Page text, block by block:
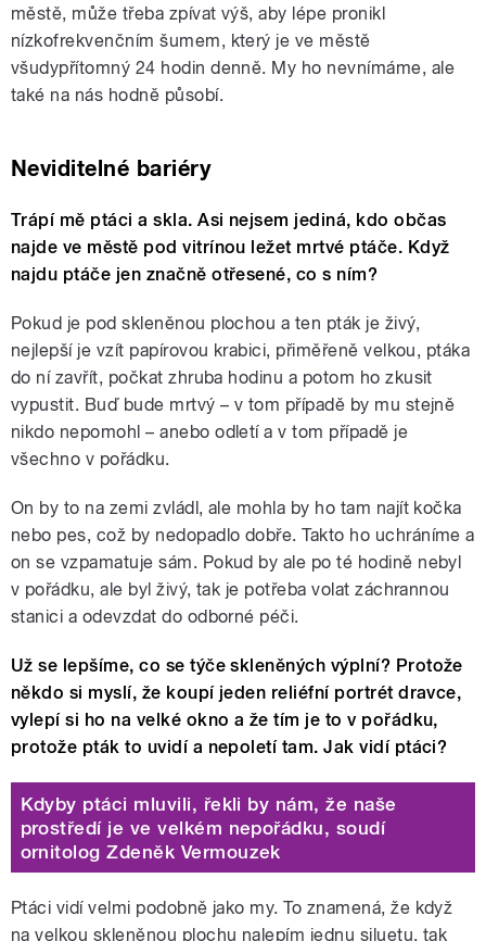
městě, může třeba zpívat výš, aby lépe pronikl
nízkofrekvenčním šumem, který je ve městě
všudypřítomný 24 hodin denně. My ho nevnímáme, ale
také na nás hodně působí.
Neviditelné bariéry
Trápí mě ptáci a skla. Asi nejsem jediná, kdo občas
najde ve městě pod vitrínou ležet mrtvé ptáče. Když
najdu ptáče jen značně otřesené, co s ním?
Pokud je pod skleněnou plochou a ten pták je živý,
nejlepší je vzít papírovou krabici, přiměřeně velkou, ptáka
do ní zavřít, počkat zhruba hodinu a potom ho zkusit
vypustit. Buď bude mrtvý – v tom případě by mu stejně
nikdo nepomohl – anebo odletí a v tom případě je
všechno v pořádku.
On by to na zemi zvládl, ale mohla by ho tam najít kočka
nebo pes, což by nedopadlo dobře. Takto ho uchráníme a
on se vzpamatuje sám. Pokud by ale po té hodině nebyl
v pořádku, ale byl živý, tak je potřeba volat záchrannou
stanici a odevzdat do odborné péči.
Už se lepšíme, co se týče skleněných výplní? Protože
někdo si myslí, že koupí jeden reliéfní portrét dravce,
vylepí si ho na velké okno a že tím je to v pořádku,
protože pták to uvidí a nepoletí tam. Jak vidí ptáci?
Kdyby ptáci mluvili, řekli by nám, že naše
prostředí je ve velkém nepořádku, soudí
ornitolog Zdeněk Vermouzek
Ptáci vidí velmi podobně jako my. To znamená, že když
na velkou skleněnou plochu nalepím jednu siluetu, tak